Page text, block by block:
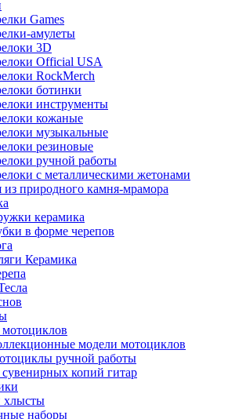
Games
амулеты
3D
Official USA
RockMerch
ботинки
инструменты
кожаные
музыкальные
резиновые
ручной работы
с металлическими жетонами
из природного камня-мрамора
керамика
в форме черепов
Керамика
модели мотоциклов
ручной работы
копий гитар
хлысты
наборы